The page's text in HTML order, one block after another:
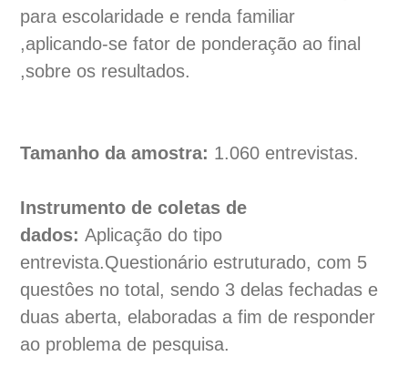
para escolaridade e renda familiar
,aplicando-se fator de ponderação ao final
,sobre os resultados.
Tamanho da amostra: 1.060 entrevistas.
Instrumento de coletas de
dados: Aplicação do tipo
entrevista.Questionário estruturado, com 5
questôes no total, sendo 3 delas fechadas e
duas aberta, elaboradas a fim de responder
ao problema de pesquisa.